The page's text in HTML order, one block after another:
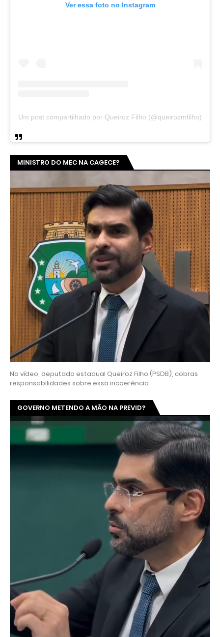
Ver essa foto no Instagram
Um post compartilhado por Queiroz Filho (@queirozmfilho)
MINISTRO DO MEC NA CAGECE?
No vídeo, deputado estadual Queiroz Filho (PSDB), cobras
responsabilidades sobre essa incoerência
GOVERNO METENDO A MÃO NA PREVID?